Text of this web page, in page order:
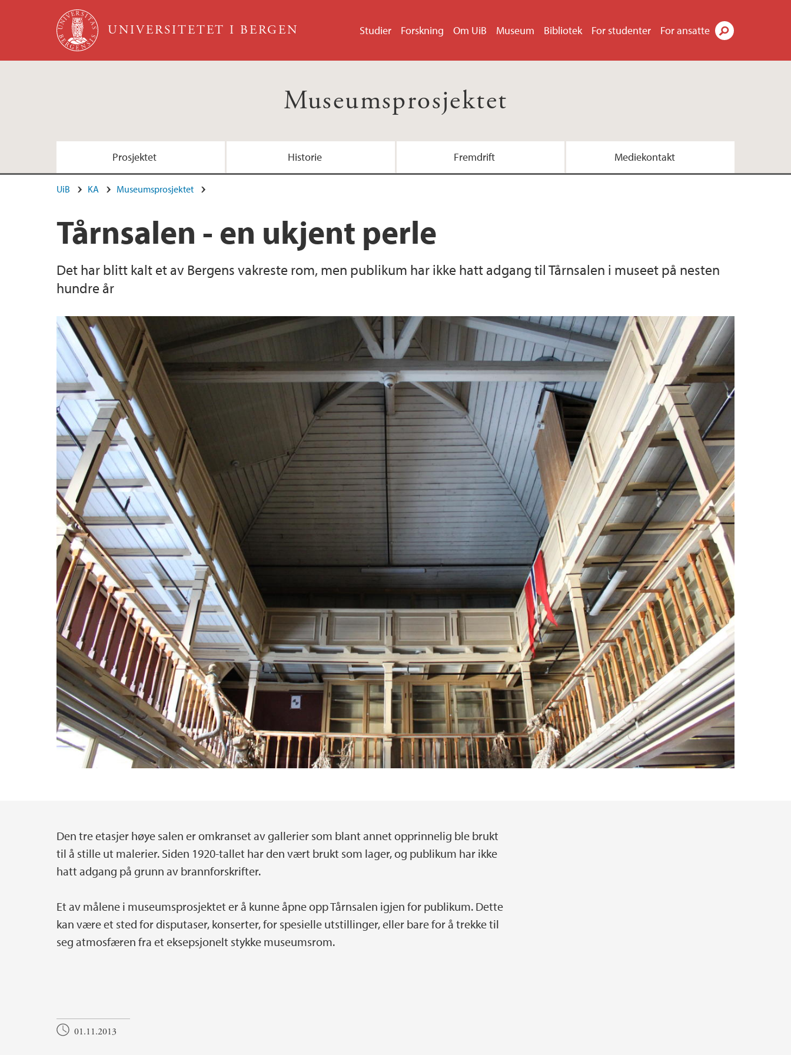
Hopp til hovedinnhold
UNIVERSITETET I BERGEN Studier Forskning Om UiB Museum Bibliotek For studenter For ansatte
Museumsprosjektet
Prosjektet Historie Fremdrift Mediekontakt
UiB KA Museumsprosjektet
Tårnsalen - en ukjent perle
Det har blitt kalt et av Bergens vakreste rom, men publikum har ikke hatt adgang til Tårnsalen i museet på nesten
hundre år
Hovedinnhold
Den tre etasjer høye salen er omkranset av gallerier som blant annet opprinnelig ble brukt
til å stille ut malerier. Siden 1920-tallet har den vært brukt som lager, og publikum har ikke
hatt adgang på grunn av brannforskrifter.
Et av målene i museumsprosjektet er å kunne åpne opp Tårnsalen igjen for publikum. Dette
kan være et sted for disputaser, konserter, for spesielle utstillinger, eller bare for å trekke til
seg atmosfæren fra et eksepsjonelt stykke museumsrom.
01.11.2013